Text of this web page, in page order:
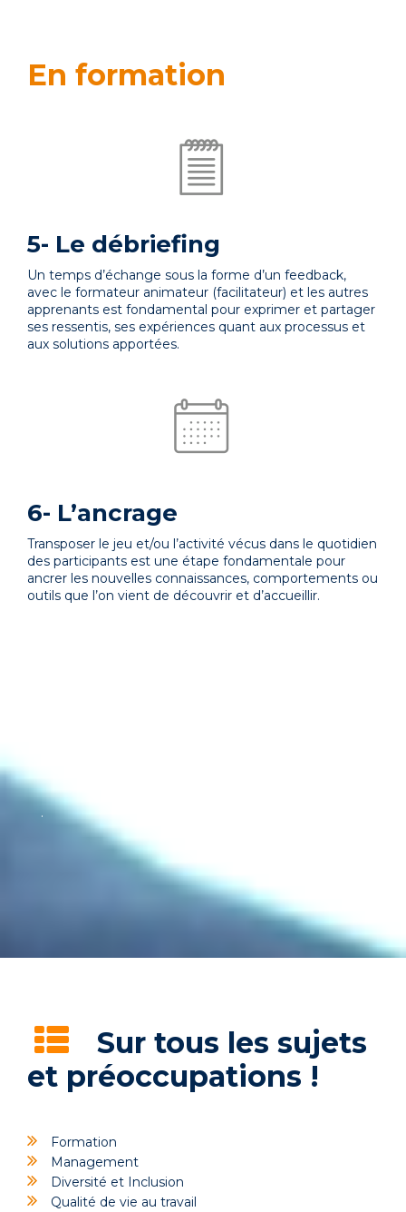
En formation
5- Le débriefing
Un temps d’échange sous la forme d’un feedback,
avec le formateur animateur (facilitateur) et les autres
apprenants est fondamental pour exprimer et partager
ses ressentis, ses expériences quant aux processus et
aux solutions apportées.
6- L’ancrage
Transposer le jeu et/ou l’activité vécus dans le quotidien
des participants est une étape fondamentale pour
ancrer les nouvelles connaissances, comportements ou
outils que l’on vient de découvrir et d’accueillir.
.
Sur tous les sujets
et préoccupations !
Formation
Management
Diversité et Inclusion
Qualité de vie au travail